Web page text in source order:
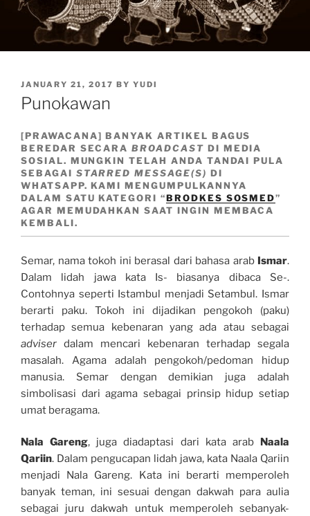
POSTED
ON
JANUARY 21, 2017 BY YUDI
Punokawan
[PRAWACANA] BANYAK ARTIKEL BAGUS
BEREDAR SECARABROADCAST DI MEDIA
SOSIAL. MUNGKIN TELAH ANDA TANDAI PULA
SEBAGAI STARRED MESSAGE(S) DI
WHATSAPP. KAMI MENGUMPULKANNYA
DALAM SATU KATEGORI “BRODKES SOSMED”
AGAR MEMUDAHKAN SAAT INGIN MEMBACA
KEMBALI.
Semar, nama tokoh ini berasal dari bahasa arab Ismar.
Dalam lidah jawa kata Is- biasanya dibaca Se-.
Contohnya seperti Istambul menjadi Setambul. Ismar
berarti paku. Tokoh ini dijadikan pengokoh (paku)
terhadap semua kebenaran yang ada atau sebagai
adviser dalam mencari kebenaran terhadap segala
masalah. Agama adalah pengokoh/pedoman hidup
manusia. Semar dengan demikian juga adalah
simbolisasi dari agama sebagai prinsip hidup setiap
umat beragama.
Nala Gareng, juga diadaptasi dari kata arab Naala
Qariin. Dalam pengucapan lidah jawa, kata Naala Qariin
menjadi Nala Gareng. Kata ini berarti memperoleh
banyak teman, ini sesuai dengan dakwah para aulia
sebagai juru dakwah untuk memperoleh sebanyak-